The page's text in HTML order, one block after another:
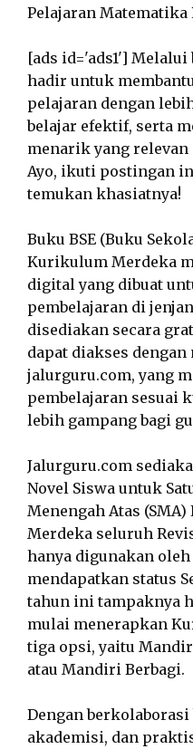
Pelajaran Matematika
[ads id='ads1']
hadir untuk
pelajaran dengan
belajar efektif, serta
menarik yang relevan
Ayo, ikuti postingan
temukan khasiatnya!
Buku BSE (Buku
Kurikulum Merdeka
digital yang dibuat
pembelajaran di
disediakan secara
dapat diakses
jalurguru.com, yang
pembelajaran sesuai
lebih gampang bagi
Jalurguru.com
Novel Siswa untuk
Menengah Atas
Merdeka seluruh
hanya digunakan
mendapatkan status
tahun ini tampaknya
mulai menerapkan
tiga opsi, yaitu
atau Mandiri Berbagi.
Dengan
akademisi, dan